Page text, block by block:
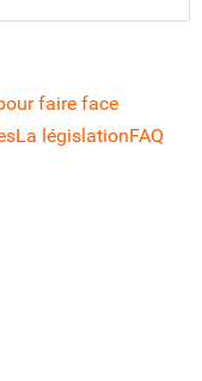
faire face
La législationFAQ